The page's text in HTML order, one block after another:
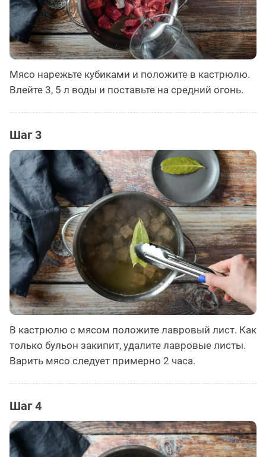
Мясо нарежьте кубиками и положите в кастрюлю.
Влейте 3, 5 л воды и поставьте на средний огонь.
Шаг 3
В кастрюлю с мясом положите лавровый лист. Как
только бульон закипит, удалите лавровые листы.
Варить мясо следует примерно 2 часа.
Шаг 4